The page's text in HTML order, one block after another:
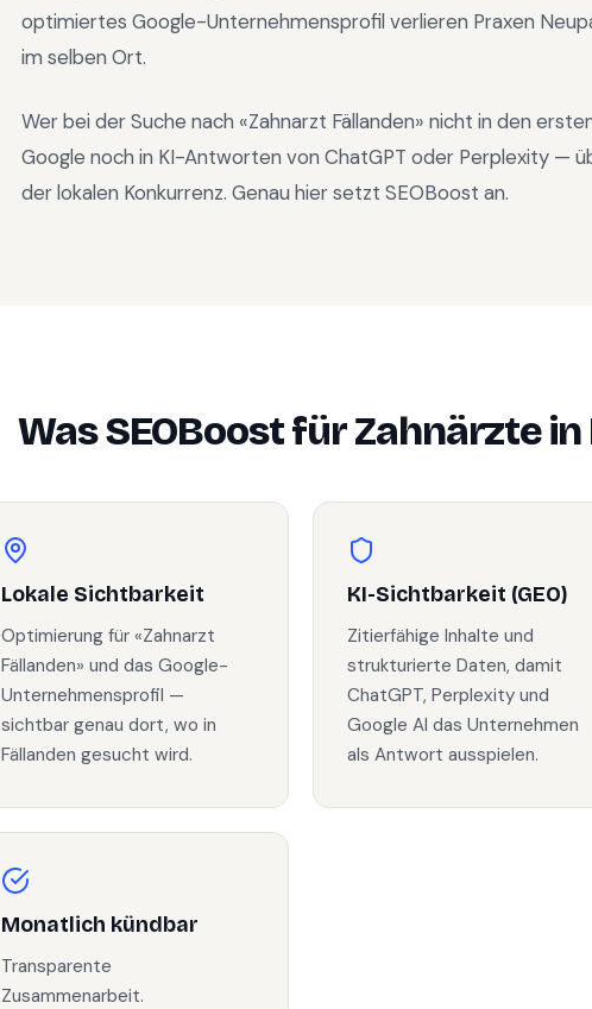
optimiertes Google-Unternehmensprofil verlieren Praxen
im selben Ort.
Wer bei der Suche nach «Zahnarzt Fällanden» nicht in den
Google noch in KI-Antworten von ChatGPT oder Perplexity —
der lokalen Konkurrenz. Genau hier setzt SEOBoost an.
Was SEOBoost fürZahnärztein
Lokale Sichtbarkeit
Optimierung für «Zahnarzt
Fällanden» und das Google-
Unternehmensprofil —
sichtbar genau dort, wo in
Fällanden gesucht wird.
KI-Sichtbarkeit (GEO)
Zitierfähige Inhalte und
strukturierte Daten, damit
ChatGPT, Perplexity und
Google AI das Unternehmen
als Antwort ausspielen.
Monatlich kündbar
Transparente
Zusammenarbeit.